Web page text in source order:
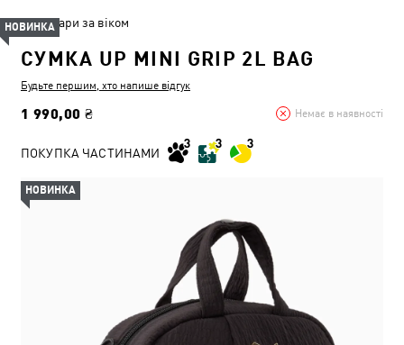
Товари за віком
СУМКА UP MINI GRIP 2L BAG
Будьте першим, хто напише відгук
1 990,00 ₴ Немає в наявності
НОВИНКА
ПОКУПКА ЧАСТИНАМИ
НОВИНКА